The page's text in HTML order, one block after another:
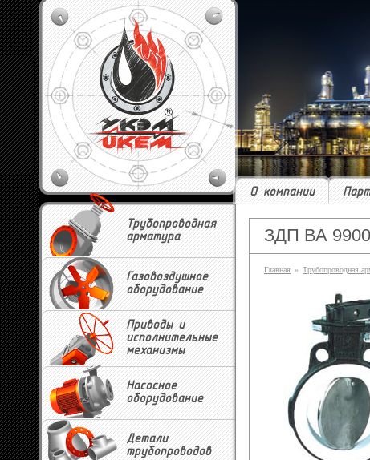
О компании
Трубопроводная
арматура
Газовоздушное
оборудование
Приводы и
исполнительные
механизмы
Насосное
оборудование
Детали
трубопроводов
ЗДП ВА
Главная » Трубопроводная